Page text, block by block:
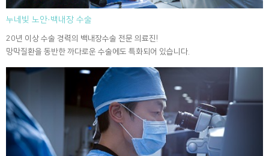
누네빛 노안·백내장 수술
20년 이상 수술 경력의 백내장수술 전문 의료진!
망막질환을 동반한 까다로운 수술에도 특화되어 있습니다.